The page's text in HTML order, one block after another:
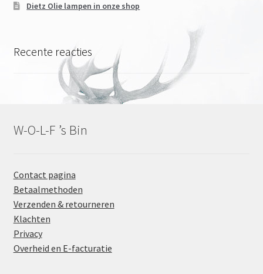
Dietz Olie lampen in onze shop
Recente reacties
W-O-L-F ’s Bin
Contact pagina
Betaalmethoden
Verzenden & retourneren
Klachten
Privacy
Overheid en E-facturatie